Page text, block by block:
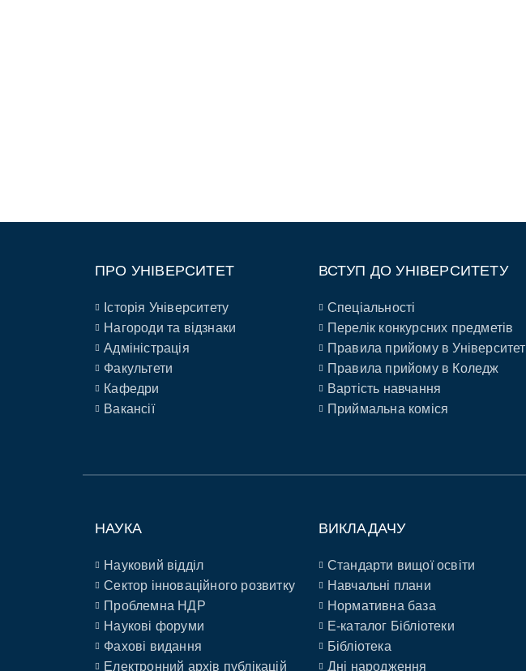
ПРО УНІВЕРСИТЕТ
Історія Університету
Нагороди та відзнаки
Адміністрація
Факультети
Кафедри
Вакансії
ВСТУП ДО УНІВЕРСИТЕТУ
Спеціальності
Перелік конкурсних предметів
Правила прийому в Університет
Правила прийому в Коледж
Вартість навчання
Приймальна коміся
НАУКА
Науковий відділ
Сектор інноваційного розвитку
Проблемна НДР
Наукові форуми
Фахові видання
Електронний архів публікацій
ВИКЛАДАЧУ
Стандарти вищої освіти
Навчальні плани
Нормативна база
E-каталог Бібліотеки
Бібліотека
Дні народження